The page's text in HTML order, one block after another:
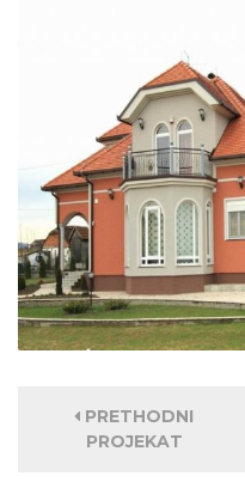
PRETHODNI
PROJEKAT